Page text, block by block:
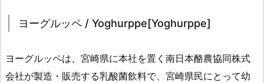
ヨーグルッペ / Yoghurppe[Yoghurppe]
ヨーグルッペは、宮崎県に本社を置く南日本酪農協同株式
会社が製造・販売する乳酸菌飲料で、宮崎県民にとって幼